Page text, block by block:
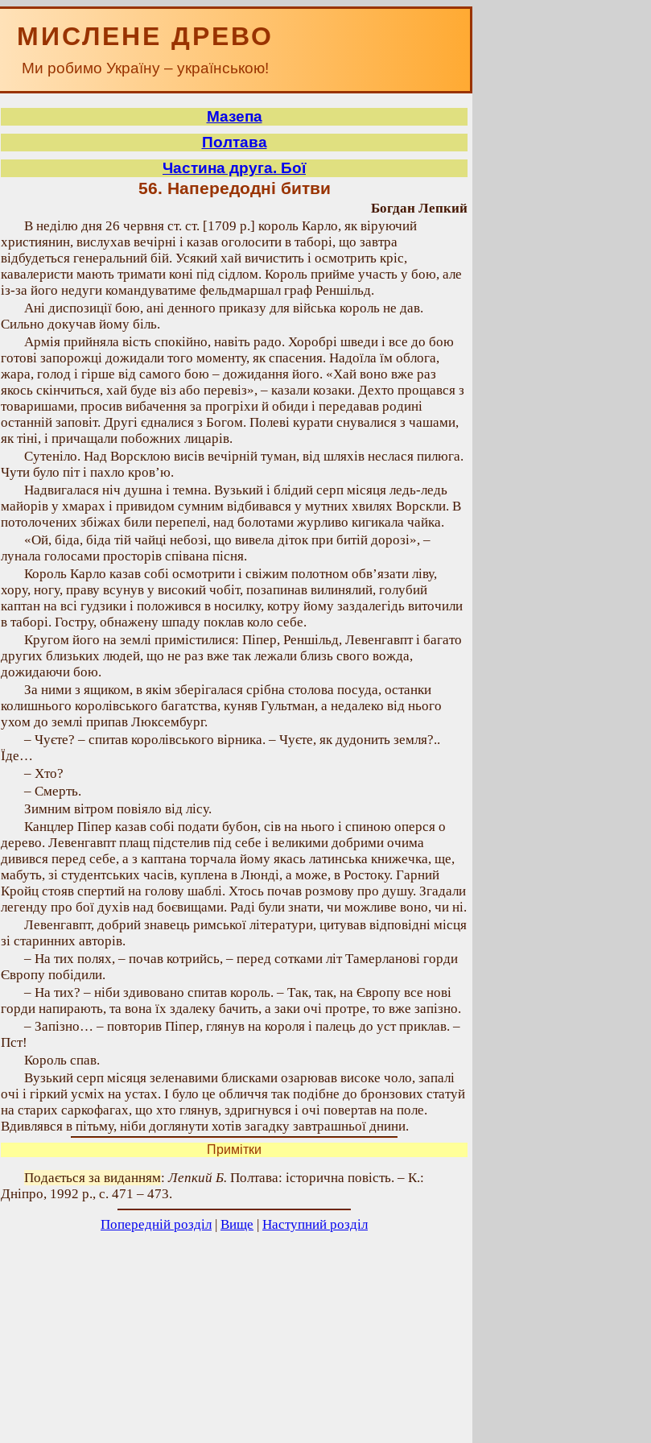
МИСЛЕНЕ ДРЕВО
Ми робимо Україну – українською!
Мазепа
Полтава
Частина друга. Бої
56. Напередодні битви
Богдан Лепкий
В неділю дня 26 червня ст. ст. [1709 р.] король Карло, як віруючий
християнин, вислухав вечірні і казав оголосити в таборі, що завтра
відбудеться генеральний бій. Усякий хай вичистить і осмотрить кріс,
кавалеристи мають тримати коні під сідлом. Король прийме участь у бою, але
із-за його недуги командуватиме фельдмаршал граф Реншільд.
Ані диспозиції бою, ані денного приказу для війська король не дав.
Сильно докучав йому біль.
Армія прийняла вість спокійно, навіть радо. Хоробрі шведи і все до бою
готові запорожці дожидали того моменту, як спасения. Надоїла їм облога,
жара, голод і гірше від самого бою – дожидання його. «Хай воно вже раз
якось скінчиться, хай буде віз або перевіз», – казали козаки. Дехто прощався з
товаришами, просив вибачення за прогріхи й обиди і передавав родині
останній заповіт. Другі єдналися з Богом. Полеві курати снувалися з чашами,
як тіні, і причащали побожних лицарів.
Сутеніло. Над Ворсклою висів вечірній туман, від шляхів неслася пилюга.
Чути було піт і пахло кров’ю.
Надвигалася ніч душна і темна. Вузький і блідий серп місяця ледь-ледь
майорів у хмарах і привидом сумним відбивався у мутних хвилях Ворскли. В
потолочених збіжах били перепелі, над болотами журливо кигикала чайка.
«Ой, біда, біда тій чайці небозі, що вивела діток при битій дорозі», –
лунала голосами просторів співана пісня.
Король Карло казав собі осмотрити і свіжим полотном обв’язати ліву,
хору, ногу, праву всунув у високий чобіт, позапинав вилинялий, голубий
каптан на всі гудзики і положився в носилку, котру йому заздалегідь виточили
в таборі. Гостру, обнажену шпаду поклав коло себе.
Кругом його на землі примістилися: Піпер, Реншільд, Левенгавпт і багато
других близьких людей, що не раз вже так лежали близь свого вожда,
дожидаючи бою.
За ними з ящиком, в якім зберігалася срібна столова посуда, останки
колишнього королівського багатства, куняв Гультман, а недалеко від нього
ухом до землі припав Люксембург.
– Чуєте? – спитав королівського вірника. – Чуєте, як дудонить земля?..
Їде…
– Хто?
– Смерть.
Зимним вітром повіяло від лісу.
Канцлер Піпер казав собі подати бубон, сів на нього і спиною оперся о
дерево. Левенгавпт плащ підстелив під себе і великими добрими очима
дивився перед себе, а з каптана торчала йому якась латинська книжечка, ще,
мабуть, зі студентських часів, куплена в Люнді, а може, в Ростоку. Гарний
Кройц стояв спертий на голову шаблі. Хтось почав розмову про душу. Згадали
легенду про бої духів над боєвищами. Раді були знати, чи можливе воно, чи ні.
Левенгавпт, добрий знавець римської літератури, цитував відповідні місця
зі старинних авторів.
– На тих полях, – почав котрийсь, – перед сотками літ Тамерланові горди
Європу побідили.
– На тих? – ніби здивовано спитав король. – Так, так, на Європу все нові
горди напирають, та вона їх здалеку бачить, а заки очі протре, то вже запізно.
– Запізно… – повторив Піпер, глянув на короля і палець до уст приклав. –
Пст!
Король спав.
Вузький серп місяця зеленавими блисками озарював високе чоло, запалі
очі і гіркий усміх на устах. І було це обличчя так подібне до бронзових статуй
на старих саркофагах, що хто глянув, здригнувся і очі повертав на поле.
Вдивлявся в пітьму, ніби доглянути хотів загадку завтрашньої днини.
Примітки
Подається за виданням:Лепкий Б. Полтава: історична повість. – К.:
Дніпро, 1992 р., с. 471 – 473.
Попередній розділ | Вище | Наступний розділ